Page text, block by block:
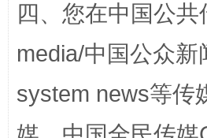
四、您在中国公
media/中国公众
system news等传